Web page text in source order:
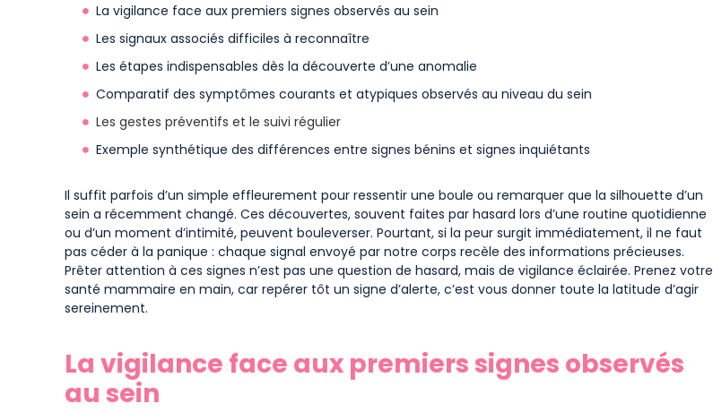
La vigilance face aux premiers signes observés au sein
Les signaux associés difficiles à reconnaître
Les étapes indispensables dès la découverte d’une anomalie
Comparatif des symptômes courants et atypiques observés au niveau du sein
Les gestes préventifs et le suivi régulier
Exemple synthétique des différences entre signes bénins et signes inquiétants
Il suffit parfois d’un simple effleurement pour ressentir une boule ou remarquer que la silhouette d’un
sein a récemment changé. Ces découvertes, souvent faites par hasard lors d’une routine quotidienne
ou d’un moment d’intimité, peuvent bouleverser. Pourtant, si la peur surgit immédiatement, il ne faut
pas céder à la panique : chaque signal envoyé par notre corps recèle des informations précieuses.
Prêter attention à ces signes n’est pas une question de hasard, mais de vigilance éclairée. Prenez votre
santé mammaire en main, car repérer tôt un signe d’alerte, c’est vous donner toute la latitude d’agir
sereinement.
La vigilance face aux premiers signes observés
au sein